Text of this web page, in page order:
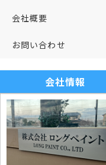
会社概要
お問い合わせ
会社情報